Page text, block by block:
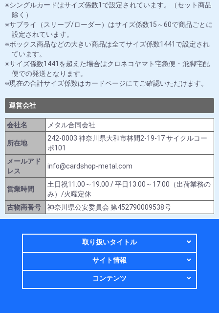
シングルカードはサイズ係数1で設定されています。（セット商品
除く）
サプライ（スリーブ/ローダー）はサイズ係数15～60で商品ごとに
設定されています。
ボックス商品などの大きい商品は全てサイズ係数1441で設定され
ています。
サイズ係数1441を超えた場合はクロネコヤマト宅急便・飛脚宅配
便での発送となります。
現在の合計サイズ係数はカードページにてご確認いただけます。
運営会社
会社名 メタル合同会社
所在地
242-0003 神奈川県大和市林間2-19-17 サイクルコー
ポ101
メールアド
レス
info@cardshop-metal.com
営業時間
土日祝11:00～19:00 / 平日13:00～17:00（出荷業務の
み）/火曜定休
古物商番号
神奈川県公安委員会 第452790009538号
取り扱いタイトル
サイト情報
コンテンツ